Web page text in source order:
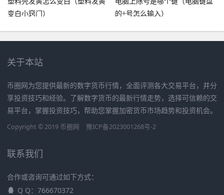
变白小窍门）
的÷号怎么输入）
关于本站
币圈网为您提供最新的数字货币行情，全面评测各大交易平台，并分
享投资技巧和经验。了解数字货币的最新行情走势，选择可信赖的交
易平台，掌握投资技巧，帮助您掌握加密货币市场趋势和投资机会。
Copyright © 2019 币圈网 豫ICP备2023001268号-2
联系我们
合作或咨询可通过如下方式：
Q Q：766670372